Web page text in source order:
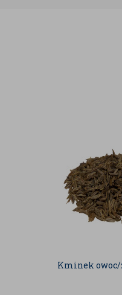
Czysty
Sól
odnajdzie
Do
Kminek